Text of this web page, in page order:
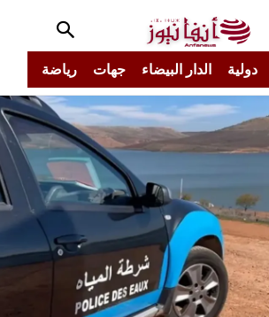
دولية الدار البيضاء جهات رياضة